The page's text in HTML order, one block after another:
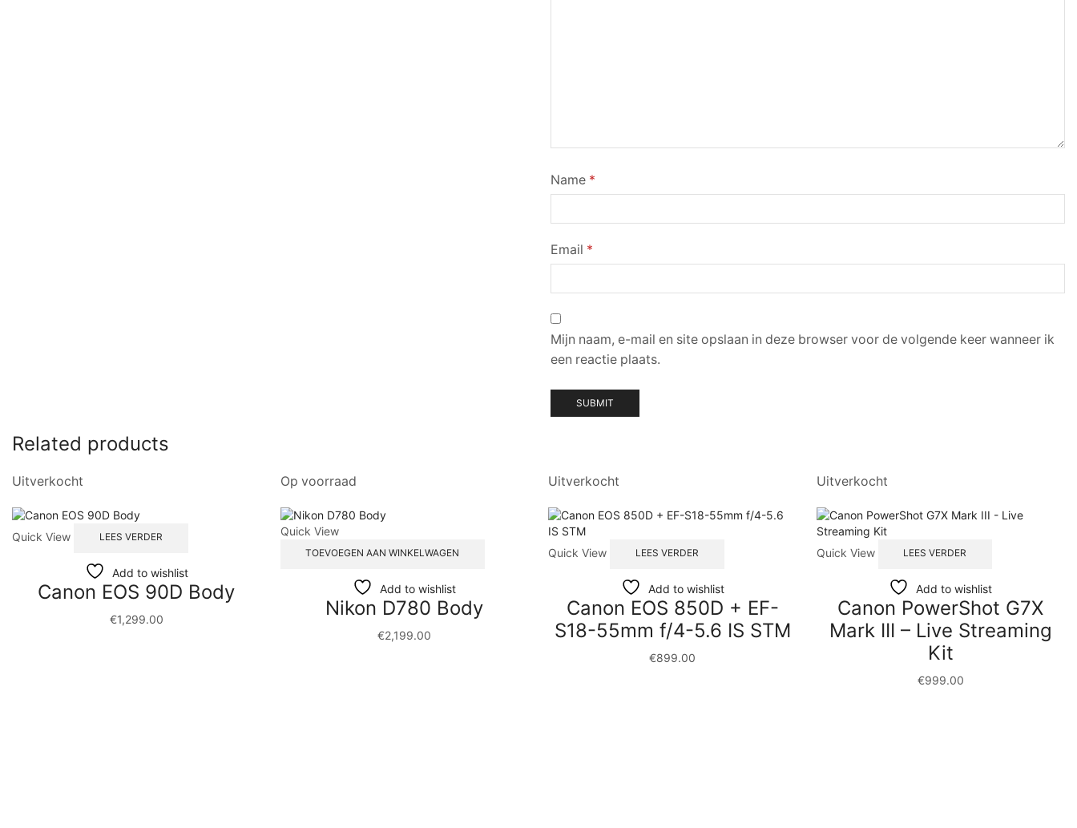
Name *
Email *
Mijn naam, e-mail en site opslaan in deze browser voor de volgende keer wanneer ik
een reactie plaats.
Related products
Uitverkocht
Quick View LEES VERDER
Add to wishlist
Canon EOS 90D Body
€1,299.00
Op voorraad
Quick View
TOEVOEGEN AAN WINKELWAGEN
Add to wishlist
Nikon D780 Body
€2,199.00
Uitverkocht
Quick View LEES VERDER
Add to wishlist
Canon EOS 850D + EF-
S18-55mm f/4-5.6 IS STM
€899.00
Uitverkocht
Quick View LEES VERDER
Add to wishlist
Canon PowerShot G7X
Mark III – Live Streaming
Kit
€999.00